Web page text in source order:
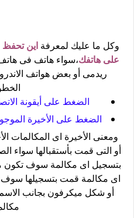
وكل ما عليك لمعرفةاين تحفظ
على هاتفك،سواء هاتف فى
ريدمى أو بعض هواتف
الضغط على أيقونة
الضغط على الأخيرة
ومعنى الأخيرة اى المكالمات
أو التى قمت بأستقبالها سواء
بتسجيل اى مكالمة سوف تكون
اى مكالمة قمت بتسجيلها سوف
أو شكل ميكرفون بجانب